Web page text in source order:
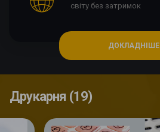
світу без затримок
ДОКЛАДНІШЕ
Друкарня (19)